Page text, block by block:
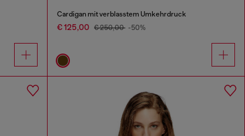
Cardigan mit verblasstem Umkehrdruck
€ 125,00 € 250,00 -50%